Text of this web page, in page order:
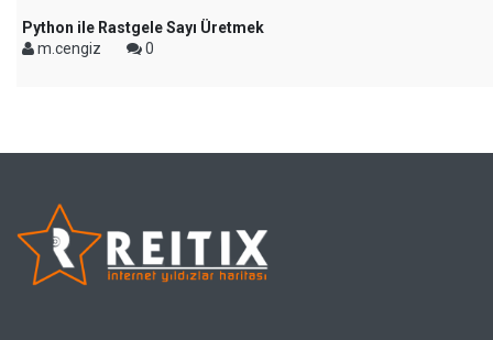
Python ile Rastgele Sayı Üretmek
m.cengiz
0